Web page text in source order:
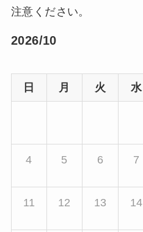
注意ください。
2026/10
日 月 火 水
4 5 6 7
11 12 13 14